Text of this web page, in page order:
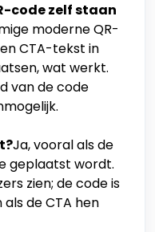
code zelf staan
moderne QR-
CTA-tekst in
wat werkt.
van de code
Ja, vooral als de
geplaatst wordt.
zien; de code is
de CTA hen